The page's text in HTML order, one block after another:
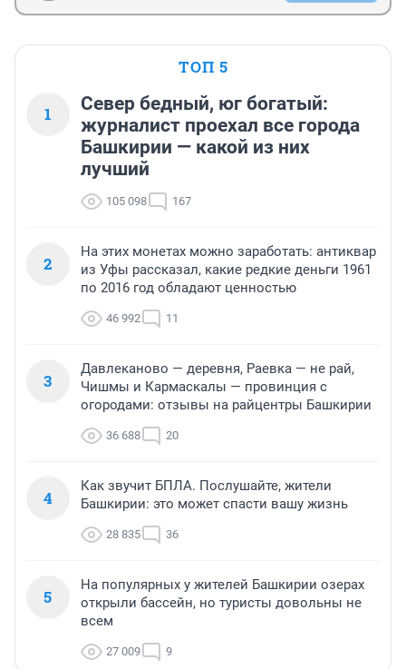
ТОП 5
1
Север бедный, юг богатый:
журналист проехал все города
Башкирии — какой из них
лучший
105 098 167
2
На этих монетах можно заработать: антиквар
из Уфы рассказал, какие редкие деньги 1961
по 2016 год обладают ценностью
46 992 11
3
Давлеканово — деревня, Раевка — не рай,
Чишмы и Кармаскалы — провинция с
огородами: отзывы на райцентры Башкирии
36 688 20
4
Как звучит БПЛА. Послушайте, жители
Башкирии: это может спасти вашу жизнь
28 835 36
5
На популярных у жителей Башкирии озерах
открыли бассейн, но туристы довольны не
всем
27 009 9